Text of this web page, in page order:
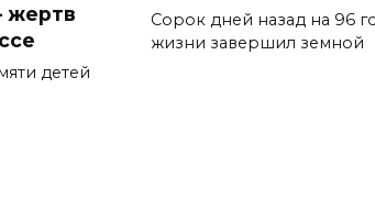
жертв
детей
Сорок дней назад на 96
жиз­ни завершил земной